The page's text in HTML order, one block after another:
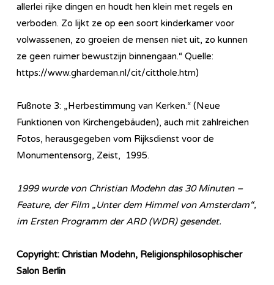
allerlei rijke dingen en houdt hen klein met regels en
verboden. Zo lijkt ze op een soort kinderkamer voor
volwassenen, zo groeien de mensen niet uit, zo kunnen
ze geen ruimer bewustzijn binnengaan.“ Quelle:
https://www.ghardeman.nl/cit/citthole.htm)
Fußnote 3: „Herbestimmung van Kerken.“ (Neue
Funktionen von Kirchengebäuden), auch mit zahlreichen
Fotos, herausgegeben vom Rijksdienst voor de
Monumentensorg, Zeist, 1995.
1999 wurde von Christian Modehn das 30 Minuten –
Feature, der Film „Unter dem Himmel von Amsterdam“,
im Ersten Programm der ARD (WDR) gesendet.
Copyright: Christian Modehn, Religionsphilosophischer
Salon Berlin